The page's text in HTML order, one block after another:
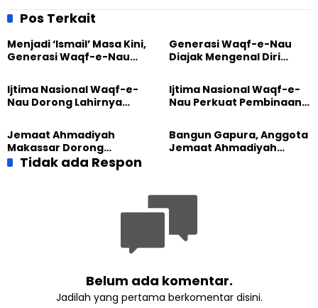
Barat
Islam
Pos Terkait
Menjadi ‘Ismail’ Masa Kini,
Generasi Waqf-e-Nau
Pengabdian
Generasi Waqf-e-Nau
Diajak Mengenal Diri
Dunia
Ijtima Nasional Waqf-e-
Nau Dorong Lahirnya
Ijtima Nasional Waqf-e-
Nau Perkuat Pembinaan
Jemaat Ahmadiyah
Makassar Dorong
Kesadaran Lingkungan
Lewat Edukasi Ekoteologi
Bangun Gapura, Anggota
Jemaat Ahmadiyah
Tidak ada Respon
Belum ada komentar.
Jadilah yang pertama berkomentar disini.